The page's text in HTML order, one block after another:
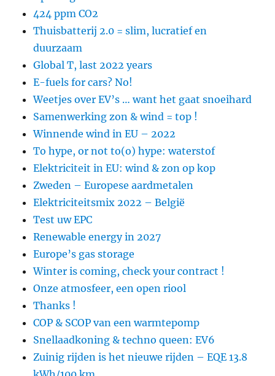
424 ppm CO2
Thuisbatterij 2.0 = slim, lucratief en
duurzaam
Global T, last 2022 years
E-fuels for cars? No!
Weetjes over EV’s … want het gaat snoeihard
Samenwerking zon & wind = top !
Winnende wind in EU – 2022
To hype, or not to(o) hype: waterstof
Elektriciteit in EU: wind & zon op kop
Zweden – Europese aardmetalen
Elektriciteitsmix 2022 – België
Test uw EPC
Renewable energy in 2027
Europe’s gas storage
Winter is coming, check your contract !
Onze atmosfeer, een open riool
Thanks !
COP & SCOP van een warmtepomp
Snellaadkoning & techno queen: EV6
Zuinig rijden is het nieuwe rijden – EQE 13.8